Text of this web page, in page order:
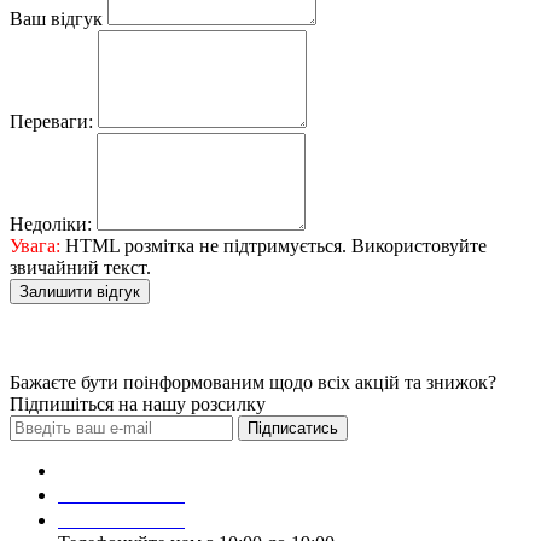
Ваш відгук
Переваги:
Недоліки:
Увага: HTML розмітка не підтримується. Використовуйте
звичайний текст.
Залишити відгук
Бажаєте бути поінформованим щодо всіх акцій та знижок?
Підпишіться на нашу розсилку
Підписатись